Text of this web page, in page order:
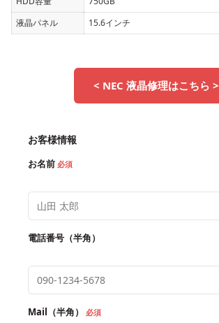
液晶パネル
15.6インチ
< NEC 液晶修理はこちら >
お客様情報
お名前 必須
電話番号（半角）
Mail（半角） 必須